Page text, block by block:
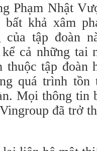
Phạm Nhật
bất khả xâm
của tập đoàn
cả những tai
thuộc tập đoàn
quá trình
Mọi thông tin
đã trở